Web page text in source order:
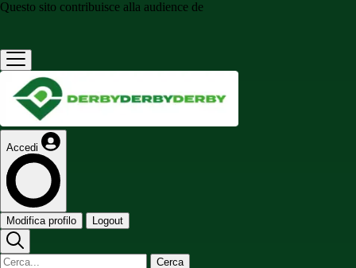
Questo sito contribuisce alla audience de
Accedi
Modifica profilo Logout
Cerca